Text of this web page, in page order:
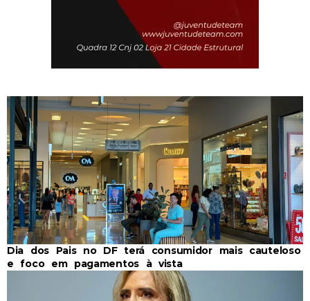
Dia dos Pais no DF terá consumidor mais cauteloso
e foco em pagamentos à vista